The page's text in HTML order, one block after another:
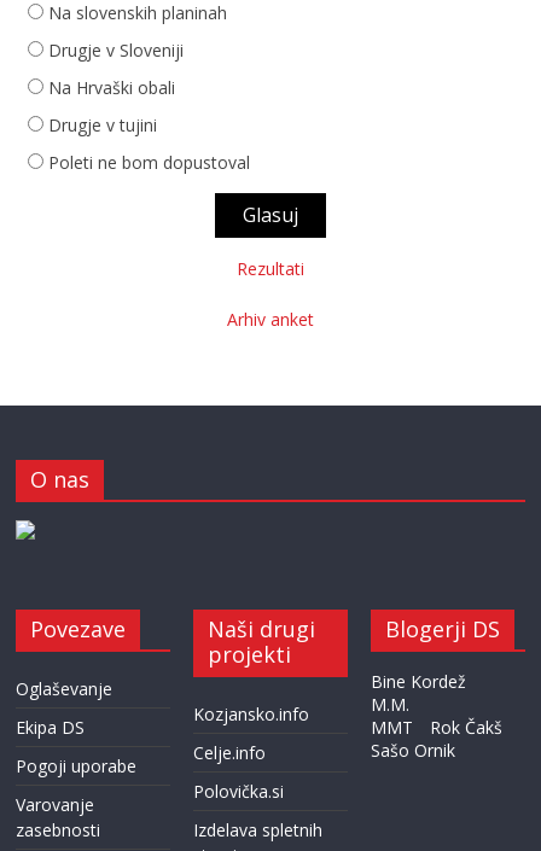
Na slovenskih planinah
Drugje v Sloveniji
Na Hrvaški obali
Drugje v tujini
Poleti ne bom dopustoval
Rezultati
Arhiv anket
O nas
Povezave
Oglaševanje
Ekipa DS
Pogoji uporabe
Varovanje
zasebnosti
Naši drugi
projekti
Kozjansko.info
Celje.info
Polovička.si
Izdelava spletnih
Blogerji DS
Bine Kordež
M.M.
MMT
Rok Čakš
Sašo Ornik